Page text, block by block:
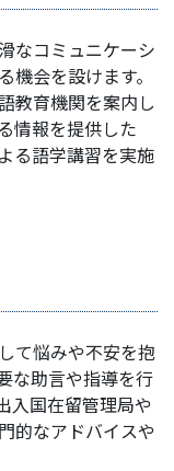
なコミュニケーシ
会を設けます。
教育機関を案内し
情報を提供した
る語学講習を実施
て悩みや不安を抱
な助言や指導を行
入国在留管理局や
的なアドバイスや